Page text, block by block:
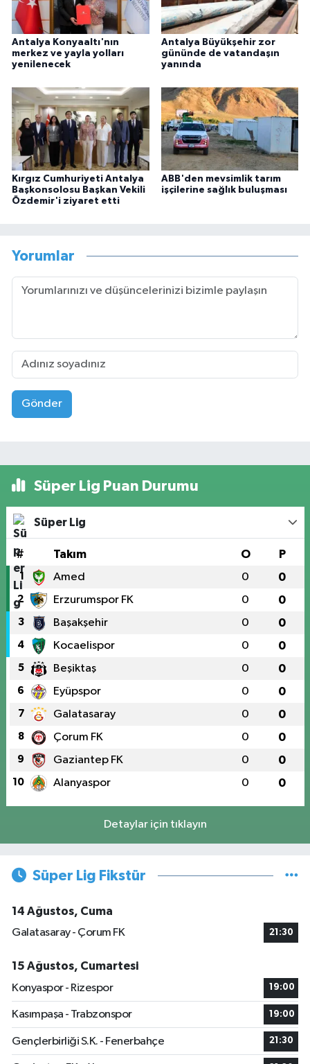
Antalya Konyaaltı'nın
merkez ve yayla yolları
yenilenecek
Antalya Büyükşehir zor
gününde de vatandaşın
yanında
Kırgız Cumhuriyeti Antalya
Başkonsolosu Başkan Vekili
Özdemir'i ziyaret etti
ABB'den mevsimlik tarım
işçilerine sağlık buluşması
Yorumlar
Gönder
Süper Lig Puan Durumu
Süper Lig
# Takım O P
1 Amed 0 0
2 Erzurumspor FK 0 0
3 Başakşehir 0 0
4 Kocaelispor 0 0
5 Beşiktaş 0 0
6 Eyüpspor 0 0
7 Galatasaray 0 0
8 Çorum FK 0 0
9 Gaziantep FK 0 0
10 Alanyaspor 0 0
Detaylar için tıklayın
Süper Lig Fikstür
14 Ağustos, Cuma
Galatasaray - Çorum FK
21:30
15 Ağustos, Cumartesi
Konyaspor - Rizespor
19:00
Kasımpaşa - Trabzonspor 19:00
Gençlerbirliği S.K. - Fenerbahçe 21:30